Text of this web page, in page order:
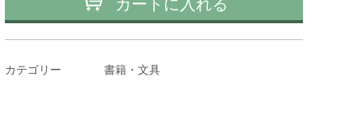
カートに入れる
カテゴリー 書籍・文具